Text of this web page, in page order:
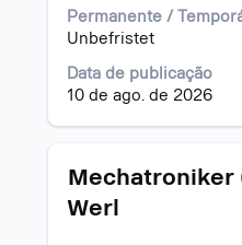
Permanente /
Unbefristet
Data de publicação
10 de ago. de 2026
pressionada
para
visualizar
todas
informações
Título
Werl
Selecione
vaga